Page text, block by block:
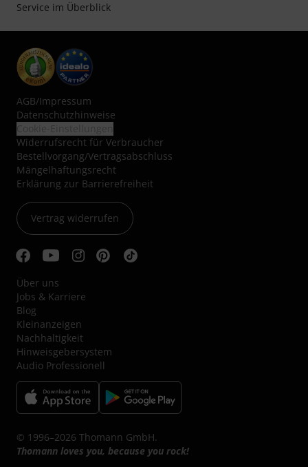
Service im Überblick
AGB/Impressum
Datenschutzhinweise
Widerrufsrecht für Verbraucher
Bestellvorgang/Vertragsabschluss
Mängelhaftungsrecht
Erklärung zur Barrierefreiheit
Vertrag widerrufen
Über uns
Jobs & Karriere
Blog
Kleinanzeigen
Nachhaltigkeit
Hinweisgebersystem
Audio Professionell
© 1996–2026 Thomann GmbH.
Thomann loves you, because you rock!